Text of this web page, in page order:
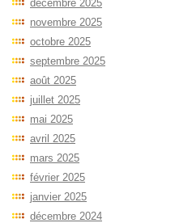
décembre 2025
novembre 2025
octobre 2025
septembre 2025
août 2025
juillet 2025
mai 2025
avril 2025
mars 2025
février 2025
janvier 2025
décembre 2024